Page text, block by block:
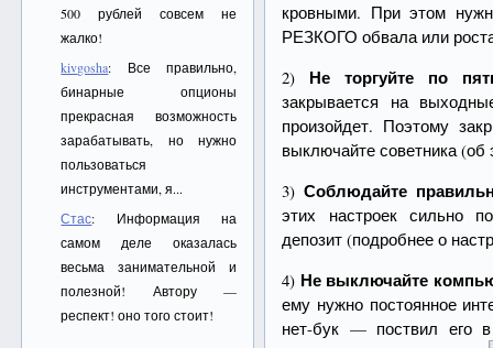
500 рублей совсем не
жалко!
kivgosha: Все правильно,
бинарные опционы
прекрасная возможность
зарабатывать, но нужно
пользоваться
инструментами, я...
Стас: Информация на
самом деле оказалась
весьма занимательной и
полезной! Автору —
респект! оно того стоит!
кровными. При этом
РЕЗКОГО обвала или
2) Не торгуйте по
закрывается на
произойдет. Поэтому
выключайте советника
3)Соблюдайте
этих настроек сильно
депозит (подробнее о
4) Не выключайте
ему нужно постоянное
нет-бук — поствил его